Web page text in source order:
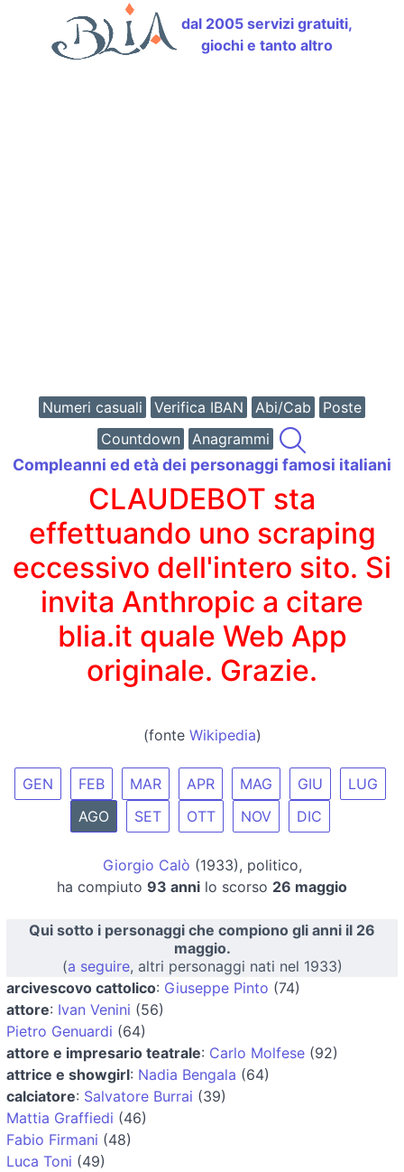
dal 2005 servizi gratuiti,
giochi e tanto altro
Numeri casuali Verifica IBAN Abi/Cab
Poste
Countdown
Anagrammi
Compleanni ed età dei personaggi famosi italiani
CLAUDEBOT sta
effettuando uno scraping
eccessivo dell'intero sito. Si
invita Anthropic a citare
blia.it quale Web App
originale. Grazie.
(fonte Wikipedia)
GEN FEB MAR APR MAG GIU
LUG
AGO
SET OTT NOV DIC
Giorgio Calò (1933), politico,
ha compiuto 93 anni lo scorso 26 maggio
Qui sotto i personaggi che compiono gli anni il 26
maggio.
(a seguire, altri personaggi nati nel 1933)
arcivescovo cattolico: Giuseppe Pinto (74)
attore: Ivan Venini (56)
Pietro Genuardi (64)
attore e impresario teatrale: Carlo Molfese (92)
attrice e showgirl: Nadia Bengala (64)
calciatore: Salvatore Burrai (39)
Mattia Graffiedi (46)
Fabio Firmani (48)
Luca Toni (49)